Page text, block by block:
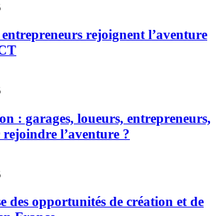
rejoignent l’aventure
: garages, loueurs, entrepreneurs,
l’aventure ?
des opportunités de création et de